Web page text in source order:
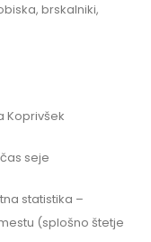
brskalniki,
Koprivšek
seje
statistika –
(splošno štetje